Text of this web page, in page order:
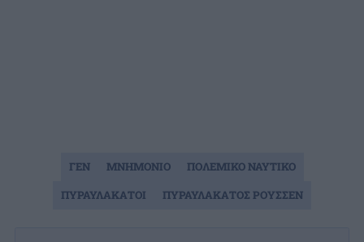
ΓΕΝ ΜΝΗΜΟΝΙΟ
ΠΟΛΕΜΙΚΟ ΝΑΥΤΙΚΟ
ΠΥΡΑΥΛΑΚΑΤΟΙ
ΠΥΡΑΥΛΑΚΑΤΟΣ ΡΟΥΣΣΕΝ